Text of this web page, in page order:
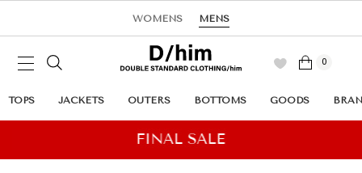
WOMENS MENS
0
TOPS JACKETS OUTERS BOTTOMS GOODS